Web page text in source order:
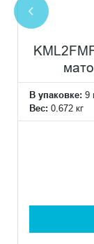
В упаковке: 9
Вес: 0.672 кг